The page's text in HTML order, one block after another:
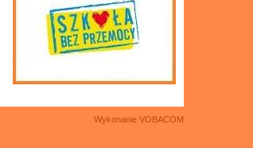
Wykonanie VOBACOM